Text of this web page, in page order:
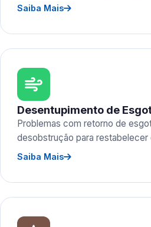
Saiba Mais
Desentupimento de
Problemas com retorno de
desobstrução para restabelecer
Saiba Mais